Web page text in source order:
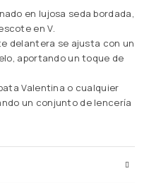
en lujosa seda bordada,
en V.
delantera se ajusta con un
aportando un toque de
Valentina o cualquier
un conjunto de lencería